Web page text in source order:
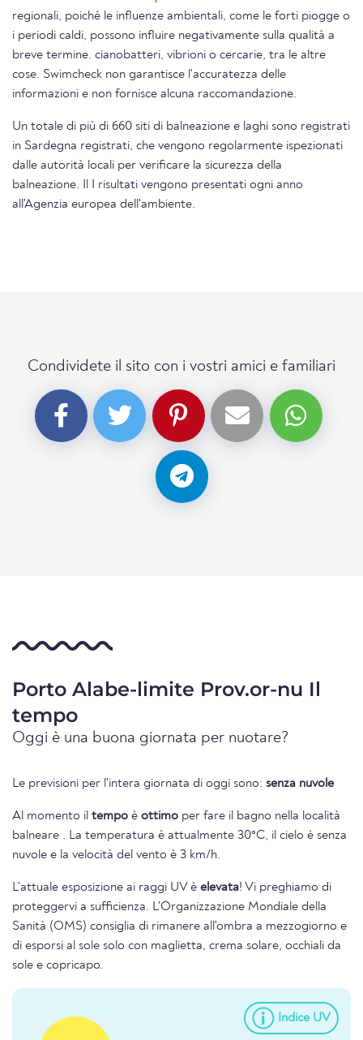
regionali, poiché le influenze ambientali, come le forti piogge o
i periodi caldi, possono influire negativamente sulla qualità a
breve termine. cianobatteri, vibrioni o cercarie, tra le altre
cose. Swimcheck non garantisce l'accuratezza delle
informazioni e non fornisce alcuna raccomandazione.
Un totale di più di 660 siti di balneazione e laghi sono registrati
in Sardegna registrati, che vengono regolarmente ispezionati
dalle autorità locali per verificare la sicurezza della
balneazione. Il I risultati vengono presentati ogni anno
all'Agenzia europea dell'ambiente.
Condividete il sito con i vostri amici e familiari
Porto Alabe-limite Prov.or-nu Il
tempo
Oggi è una buona giornata per nuotare?
Le previsioni per l'intera giornata di oggi sono: senza nuvole
Al momento il tempo è ottimo per fare il bagno nella località
balneare . La temperatura è attualmente 30°C, il cielo è senza
nuvole e la velocità del vento è 3 km/h.
L'attuale esposizione ai raggi UV è elevata! Vi preghiamo di
proteggervi a sufficienza. L'Organizzazione Mondiale della
Sanità (OMS) consiglia di rimanere all'ombra a mezzogiorno e
di esporsi al sole solo con maglietta, crema solare, occhiali da
sole e copricapo.
Indice UV